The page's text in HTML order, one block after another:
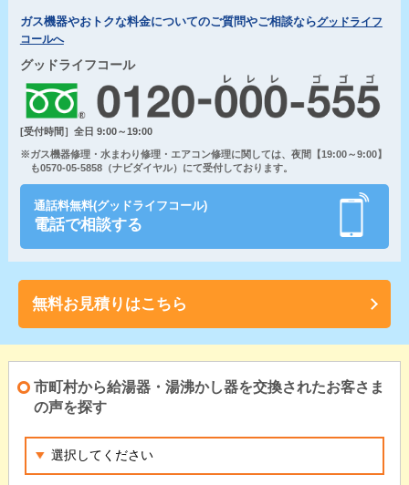
ガス機器やおトクな料金についてのご質問やご相談ならグッドライフ
コールへ
グッドライフコール
[受付時間］全日 9:00～19:00
※ガス機器修理・水まわり修理・エアコン修理に関しては、夜間【19:00～9:00】
も0570-05-5858（ナビダイヤル）にて受付しております。
通話料無料(グッドライフコール)
電話で相談する
無料お見積りはこちら
市町村から給湯器・湯沸かし器を交換されたお客さま
の声を探す